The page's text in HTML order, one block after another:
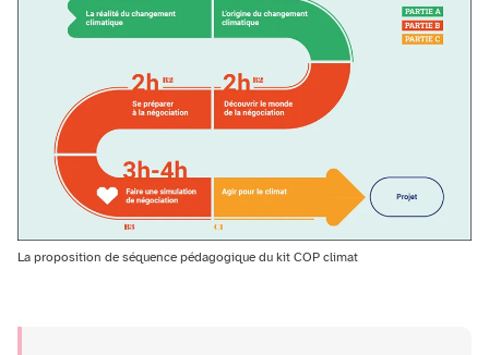
La proposition de séquence pédagogique du kit COP climat